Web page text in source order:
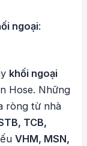
ngoại:
khối ngoại
Hose. Những
ròng từ nhà
TCB,
VHM, MSN,